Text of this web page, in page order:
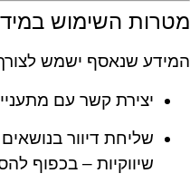
מטרות השימוש
המידע שנאסף ישמש
יצירת קשר עם
שליחת דיוור
שיווקיות – בכפוף